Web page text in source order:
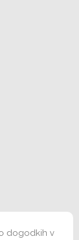
dogodkih v